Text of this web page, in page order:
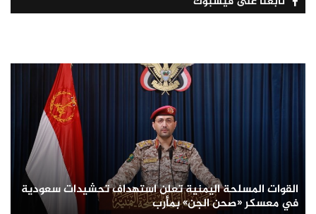
القوات المسلحة اليمنية تعلن استهداف تحشيدات سعودية
في معسكر «صحن الجن» بمأرب